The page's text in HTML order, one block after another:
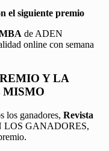
el siguiente premio
de ADEN
online con semana
Y LA
los ganadores, Revista
LOS GANADORES,